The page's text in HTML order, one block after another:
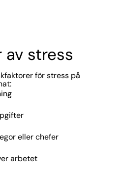
av stress
för stress på
eller chefer
arbetet